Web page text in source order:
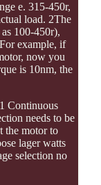
e. 315-450r,
load. 2The
100-450r),
example, if
now you
is 10nm, the
Continuous
needs to be
the motor to
lager watts
selection no